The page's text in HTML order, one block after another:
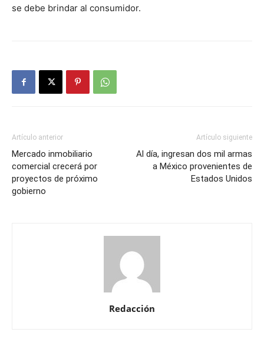
se debe brindar al consumidor.
Artículo anterior
Mercado inmobiliario
comercial crecerá por
proyectos de próximo
gobierno
Artículo siguiente
Al día, ingresan dos mil armas
a México provenientes de
Estados Unidos
Redacción